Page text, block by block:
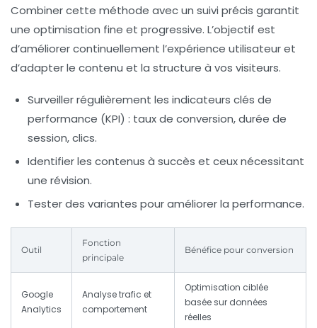
Combiner cette méthode avec un suivi précis garantit
une optimisation fine et progressive. L’objectif est
d’améliorer continuellement l’expérience utilisateuret
d’adapter le contenu et la structure à vos visiteurs.
Surveiller régulièrement les indicateurs clés de
performance (KPI) : taux de conversion, durée de
session, clics.
Identifier les contenus à succès et ceux nécessitant
une révision.
Tester des variantes pour améliorer la performance.
Outil
Fonction
principale
Bénéfice pour conversion
Google
Analytics
Analyse trafic et
comportement
Optimisation ciblée
basée sur données
réelles